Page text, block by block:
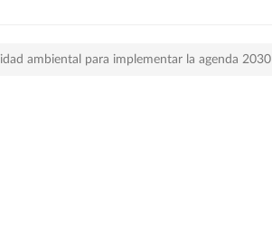
ambiental para implementar la agenda 2030